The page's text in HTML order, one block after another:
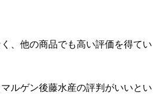
、他の商品でも高い評価を得てい
ルゲン後藤水産の評判がいいとい